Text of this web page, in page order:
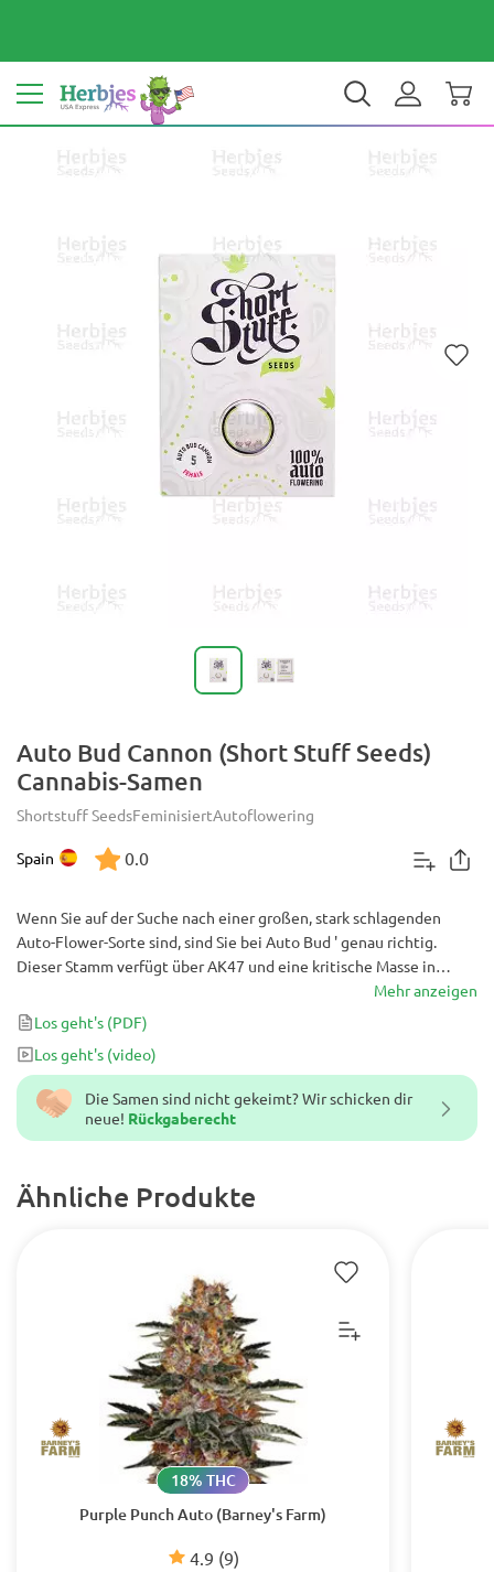
Dein Land: Vereinigte Staaten $ USD DE
Auto Bud Cannon (Short Stuff Seeds)
Cannabis-Samen
Shortstuff SeedsFeminisiertAutoflowering
Spain 0.0
Die Samen sind nicht gekeimt? Wir schicken dir
neue! Rückgaberecht
Ähnliche Produkte
Purple Punch Auto (Barney's Farm)
4.9 (9)
18% THC
Wenn Sie auf der Suche nach einer großen, stark schlagenden
Auto-Flower-Sorte sind, sind Sie bei Auto Bud ' genau richtig.
Dieser Stamm verfügt über AK47 und eine kritische Masse in
seinem Erbgut, sodass Sie wissen, dass er große Erträge bringen
und einen echten Schlag versetzen wird.
Mehr anzeigen
Los geht's (PDF)
Los geht's (video)